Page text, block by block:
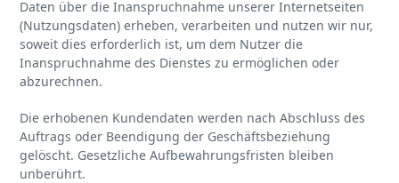
Daten über die Inanspruchnahme unserer Internetseiten
(Nutzungsdaten) erheben, verarbeiten und nutzen wir nur,
soweit dies erforderlich ist, um dem Nutzer die
Inanspruchnahme des Dienstes zu ermöglichen oder
abzurechnen.
Die erhobenen Kundendaten werden nach Abschluss des
Auftrags oder Beendigung der Geschäftsbeziehung
gelöscht. Gesetzliche Aufbewahrungsfristen bleiben
unberührt.